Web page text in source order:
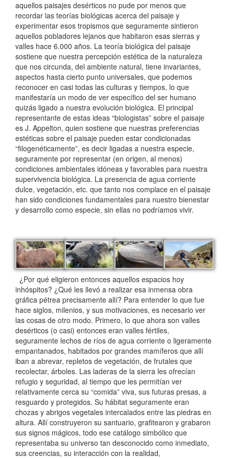
aquellos paisajes desérticos no pude por menos que
recordar las teorías biológicas acerca del paisaje y
experimentar esos tropismos que seguramente sintieron
aquellos pobladores lejanos que habitaron esas sierras y
valles hace 6.000 años. La teoría biológica del paisaje
sostiene que nuestra percepción estética de la naturaleza
que nos circunda, del ambiente natural, tiene invariantes,
aspectos hasta cierto punto universales, que podemos
reconocer en casi todas las culturas y tiempos, lo que
manifestaría un modo de ver específico del ser humano
quizás ligado a nuestra evolución biológica. El principal
representante de estas ideas “biologistas” sobre el paisaje
es J. Appelton, quien sostiene que nuestras preferencias
estéticas sobre el paisaje pueden estar condicionadas
“filogenéticamente”, es decir ligadas a nuestra especie,
seguramente por representar (en origen, al menos)
condiciones ambientales idóneas y favorables para nuestra
supervivencia biológica. La presencia de agua corriente
dulce, vegetación, etc. que tanto nos complace en el paisaje
han sido condiciones fundamentales para nuestro bienestar
y desarrollo como especie, sin ellas no podríamos vivir.
¿Por qué eligieron entonces aquellos espacios hoy
inhóspitos? ¿Qué les llevó a realizar esa inmensa obra
gráfica pétrea precisamente allí? Para entender lo que fue
hace siglos, milenios, y sus motivaciones, es necesario ver
las cosas de otro modo. Primero, lo que ahora son valles
desérticos (o casi) entonces eran valles fértiles,
seguramente lechos de ríos de agua corriente o ligeramente
empantanados, habitados por grandes mamíferos que allí
iban a abrevar, repletos de vegetación, de frutales que
recolectar, árboles. Las laderas de la sierra les ofrecían
refugio y seguridad, al tiempo que les permitían ver
relativamente cerca su “comida” viva, sus futuras presas, a
resguardo y protegidos. Su hábitat seguramente eran
chozas y abrigos vegetales intercalados entre las piedras en
altura. Allí construyeron su santuario, grafitearon y grabaron
sus signos mágicos, todo ese catálogo simbólico que
representaba su universo tan desconocido como inmediato,
sus creencias, su interacción con la realidad,